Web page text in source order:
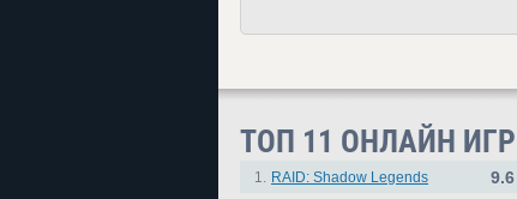
ТОП 11 ОНЛАЙН ИГР
1. RAID: Shadow Legends 9.6